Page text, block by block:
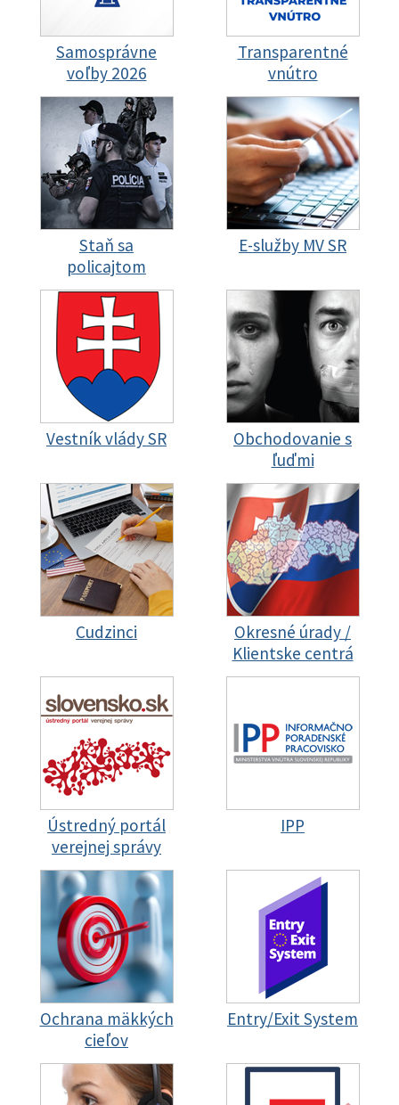
Samosprávne
voľby 2026
Transparentné
vnútro
Staň sa
policajtom
E-služby MV SR
Vestník vlády SR
Obchodovanie s
ľuďmi
Cudzinci
Okresné úrady /
Klientske centrá
Ústredný portál
verejnej správy
IPP
Ochrana mäkkých
cieľov
Entry/Exit System